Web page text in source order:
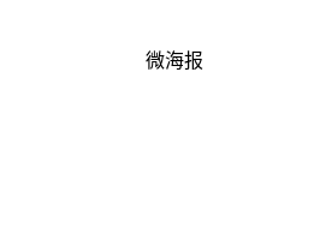
微海报